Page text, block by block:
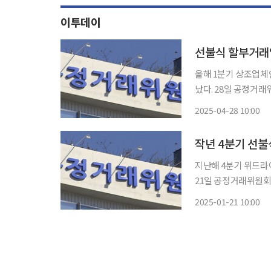
이투데이
선불식 할부거
올해 1분기 상조업
났다. 28일 공정거래위원회가 공개한 '2025년 1분기 선불식 할부거래업자 주요 정보 변경사
2025-04-28 10:00
작년 4분기 선
지난해 4분기 위드
21일 공정거래위원
2025-01-21 10:00